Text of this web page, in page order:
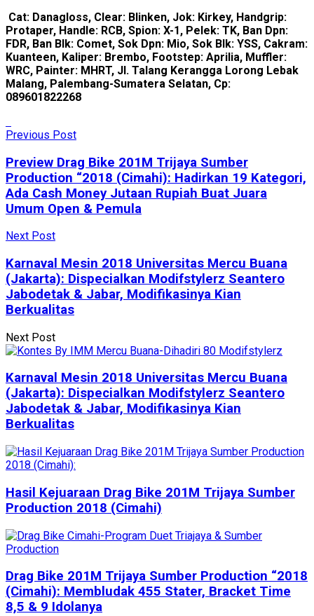
Cat: Danagloss, Clear: Blinken, Jok: Kirkey, Handgrip:
Protaper, Handle: RCB, Spion: X-1, Pelek: TK, Ban Dpn:
FDR, Ban Blk: Comet, Sok Dpn: Mio, Sok Blk: YSS, Cakram:
Kuanteen, Kaliper: Brembo, Footstep: Aprilia, Muffler:
WRC, Painter: MHRT, Jl. Talang Kerangga Lorong Lebak
Malang, Palembang-Sumatera Selatan, Cp:
089601822268
Previous Post
Preview Drag Bike 201M Trijaya Sumber
Production “2018 (Cimahi): Hadirkan 19 Kategori,
Ada Cash Money Jutaan Rupiah Buat Juara
Umum Open & Pemula
Next Post
Karnaval Mesin 2018 Universitas Mercu Buana
(Jakarta): Dispecialkan Modifstylerz Seantero
Jabodetak & Jabar, Modifikasinya Kian
Berkualitas
Next Post
Karnaval Mesin 2018 Universitas Mercu Buana
(Jakarta): Dispecialkan Modifstylerz Seantero
Jabodetak & Jabar, Modifikasinya Kian
Berkualitas
Hasil Kejuaraan Drag Bike 201M Trijaya Sumber
Production 2018 (Cimahi)
Drag Bike 201M Trijaya Sumber Production “2018
(Cimahi): Membludak 455 Stater, Bracket Time
8,5 & 9 Idolanya